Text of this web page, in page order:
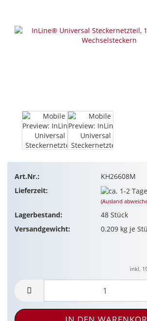
Art.Nr.:
KH26608M
Lieferzeit:
(Ausland
Lagerbestand: 48 Stück
Versandgewicht:
0.209kg je
inkl.